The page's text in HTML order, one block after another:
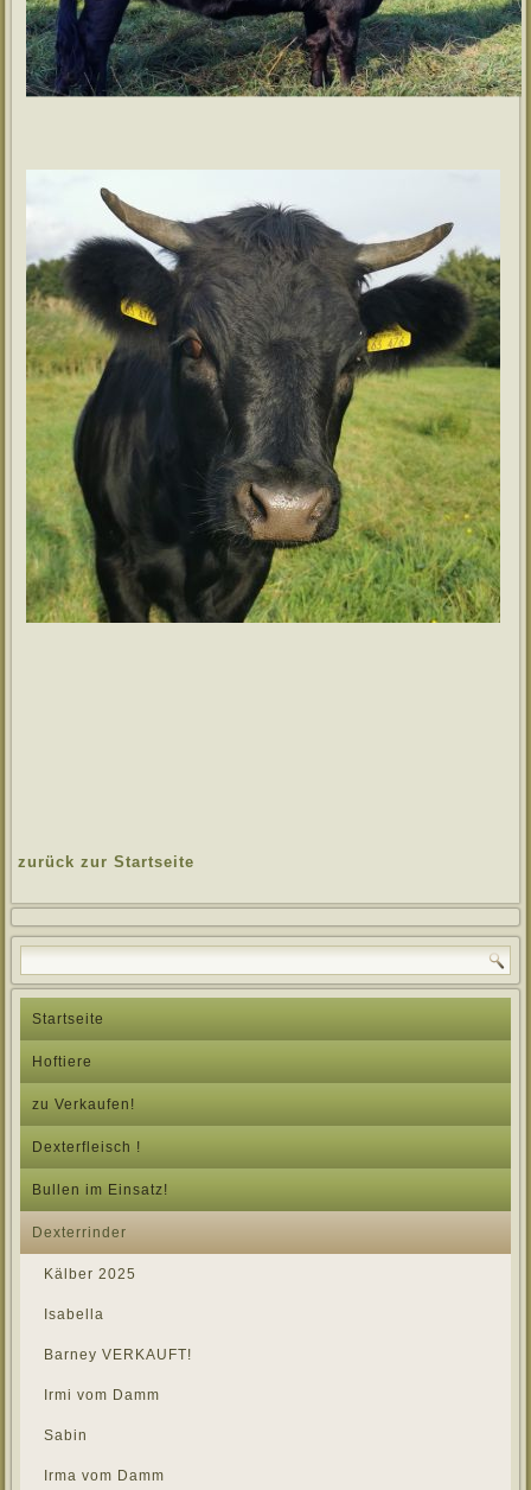
zurück zur Startseite
Startseite
Hoftiere
zu Verkaufen!
Dexterfleisch !
Bullen im Einsatz!
Dexterrinder
Kälber 2025
Isabella
Barney VERKAUFT!
Irmi vom Damm
Sabin
Irma vom Damm